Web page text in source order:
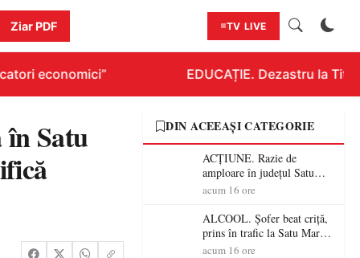
Ziar PDF TV LIVE
economici” EDUCAȚIE. Dezastru la
Satu
DIN ACEEAȘI CATEGORIE
ACȚIUNE. Razie de
amploare în județul Satu
Mare! Polițiștii au dat sute
șoferi fără permis într-o
singură zi
acum 16 ore
ALCOOL. Șofer beat criță,
prins în trafic la Satu Mare!
Alcoolemie uriașă
acum 16 ore